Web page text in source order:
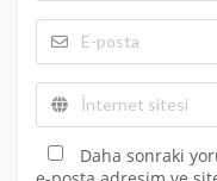
Daha sonraki